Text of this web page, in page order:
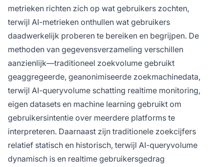
metrieken richten zich op wat gebruikers zochten,
terwijl AI-metrieken onthullen wat gebruikers
daadwerkelijk proberen te bereiken en begrijpen. De
methoden van gegevensverzameling verschillen
aanzienlijk—traditioneel zoekvolume gebruikt
geaggregeerde, geanonimiseerde zoekmachinedata,
terwijl AI-queryvolume schatting realtime monitoring,
eigen datasets en machine learning gebruikt om
gebruikersintentie over meerdere platforms te
interpreteren. Daarnaast zijn traditionele zoekcijfers
relatief statisch en historisch, terwijl AI-queryvolume
dynamisch is en realtime gebruikersgedrag